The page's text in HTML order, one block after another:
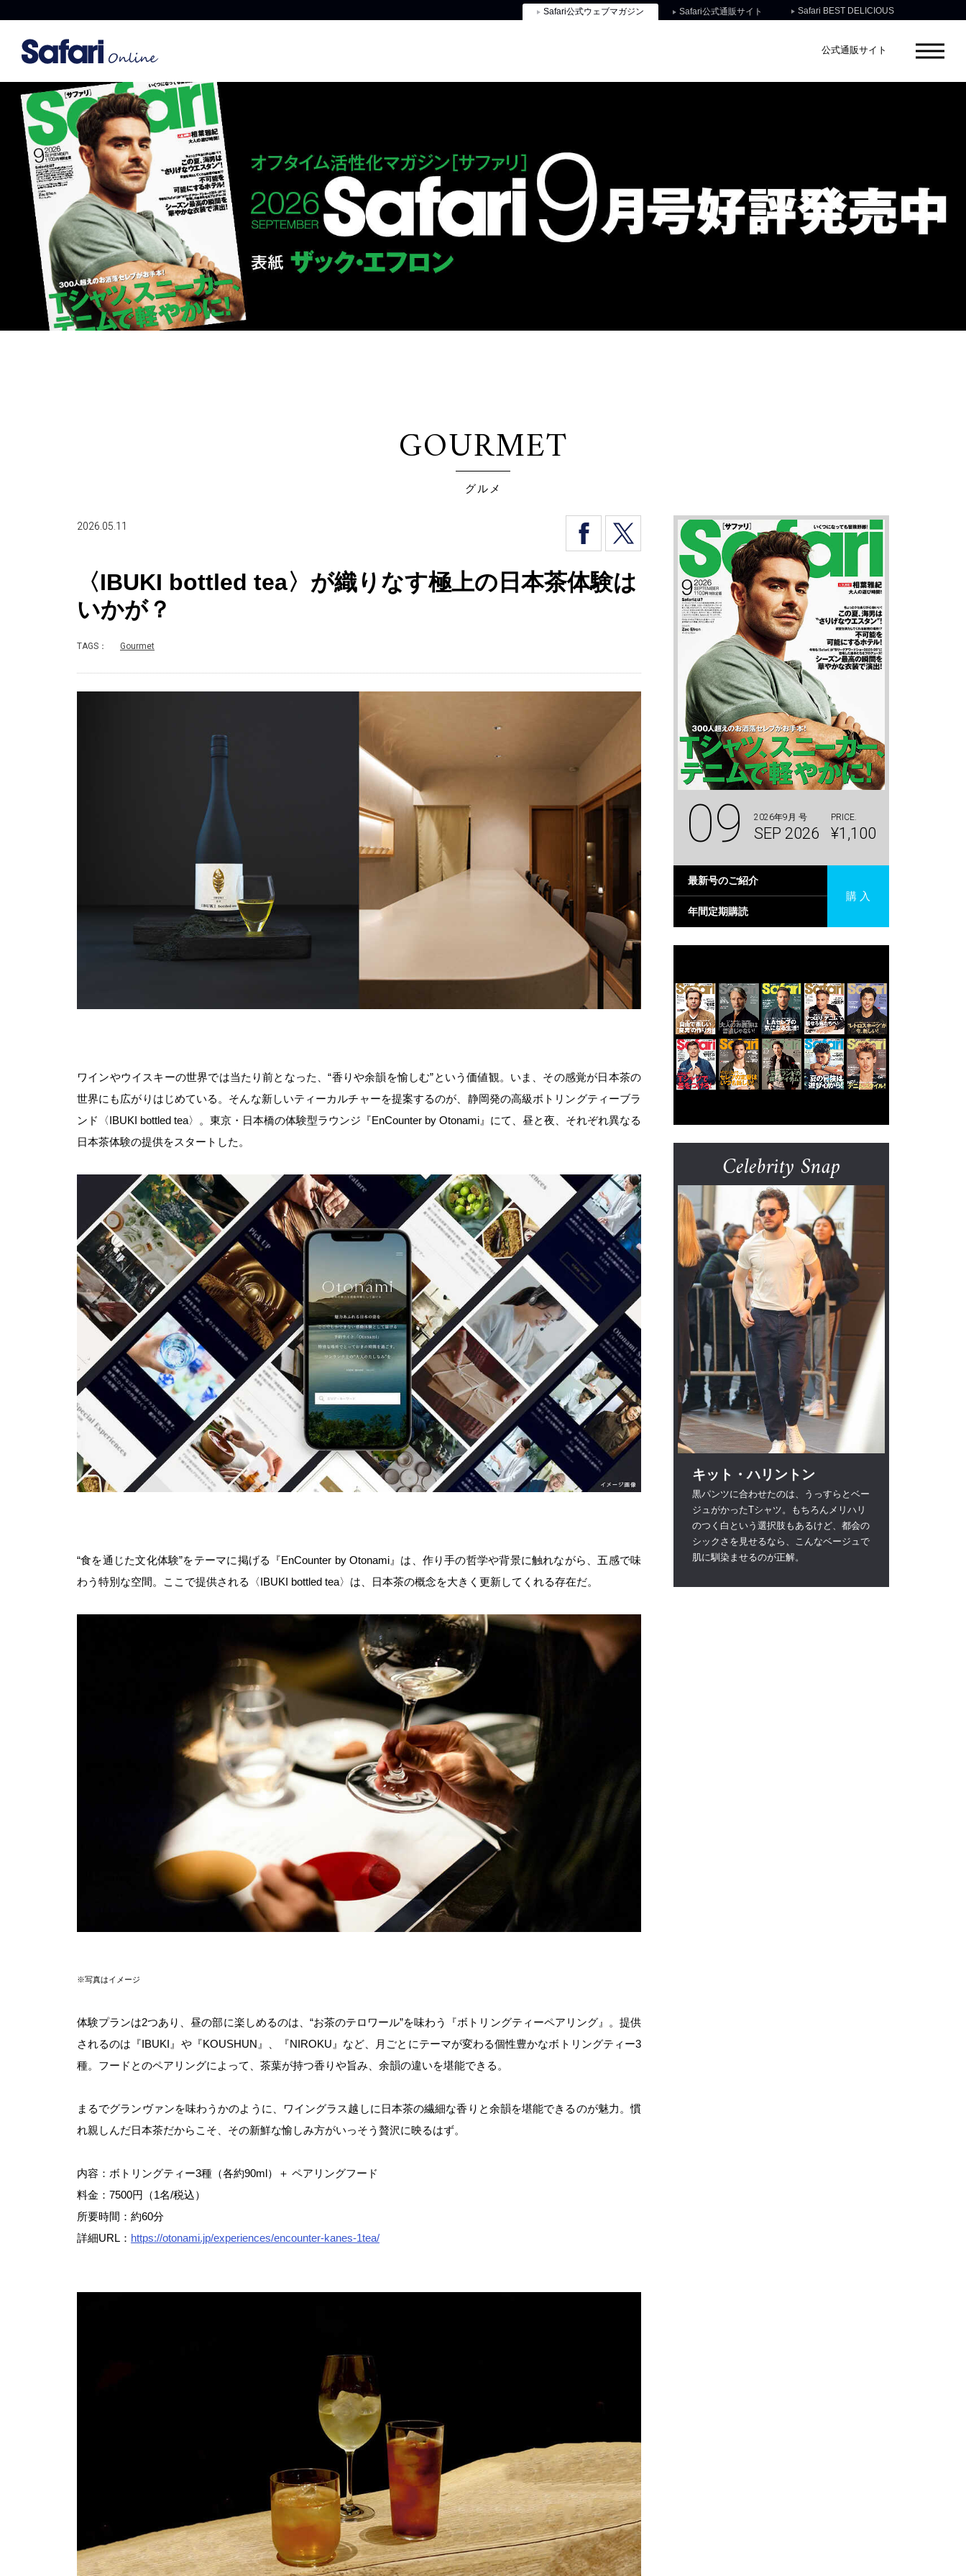
Safari公式ウェブマガジン Safari公式通販サイト Safari BEST DELICIOUS
公式通販サイト
GOURMET
グルメ
2026.05.11
〈IBUKI bottled tea〉が織りなす極上の日本茶体験は
いかが？
TAGS： Gourmet
ワインやウイスキーの世界では当たり前となった、“香りや余韻を愉しむ”という価値観。いま、その感覚が日本茶の
世界にも広がりはじめている。そんな新しいティーカルチャーを提案するのが、静岡発の高級ボトリングティーブラ
ンド〈IBUKI bottled tea〉。東京・日本橋の体験型ラウンジ『EnCounter by Otonami』にて、昼と夜、それぞれ異なる
日本茶体験の提供をスタートした。
“食を通じた文化体験”をテーマに掲げる『EnCounter by Otonami』は、作り手の哲学や背景に触れながら、五感で味
わう特別な空間。ここで提供される〈IBUKI bottled tea〉は、日本茶の概念を大きく更新してくれる存在だ。
※写真はイメージ
体験プランは2つあり、昼の部に楽しめるのは、“お茶のテロワール”を味わう『ボトリングティーペアリング』。提供
されるのは『IBUKI』や『KOUSHUN』、『NIROKU』など、月ごとにテーマが変わる個性豊かなボトリングティー3
種。フードとのペアリングによって、茶葉が持つ香りや旨み、余韻の違いを堪能できる。
まるでグランヴァンを味わうかのように、ワイングラス越しに日本茶の繊細な香りと余韻を堪能できるのが魅力。慣
れ親しんだ日本茶だからこそ、その新鮮な愉しみ方がいっそう贅沢に映るはず。
内容：ボトリングティー3種（各約90ml）＋ ペアリングフード
料金：7500円（1名/税込）
所要時間：約60分
詳細URL： https://otonami.jp/experiences/encounter-kanes-1tea/
09 2026年9月 号
SEP 2026
PRICE.
¥1,100
最新号のご紹介
年間定期購読
購 入
Celebrity Snap
キット・ハリントン
黒パンツに合わせたのは、うっすらとベー
ジュがかったTシャツ。もちろんメリハリ
のつく白という選択肢もあるけど、都会の
シックさを見せるなら、こんなベージュで
肌に馴染ませるのが正解。